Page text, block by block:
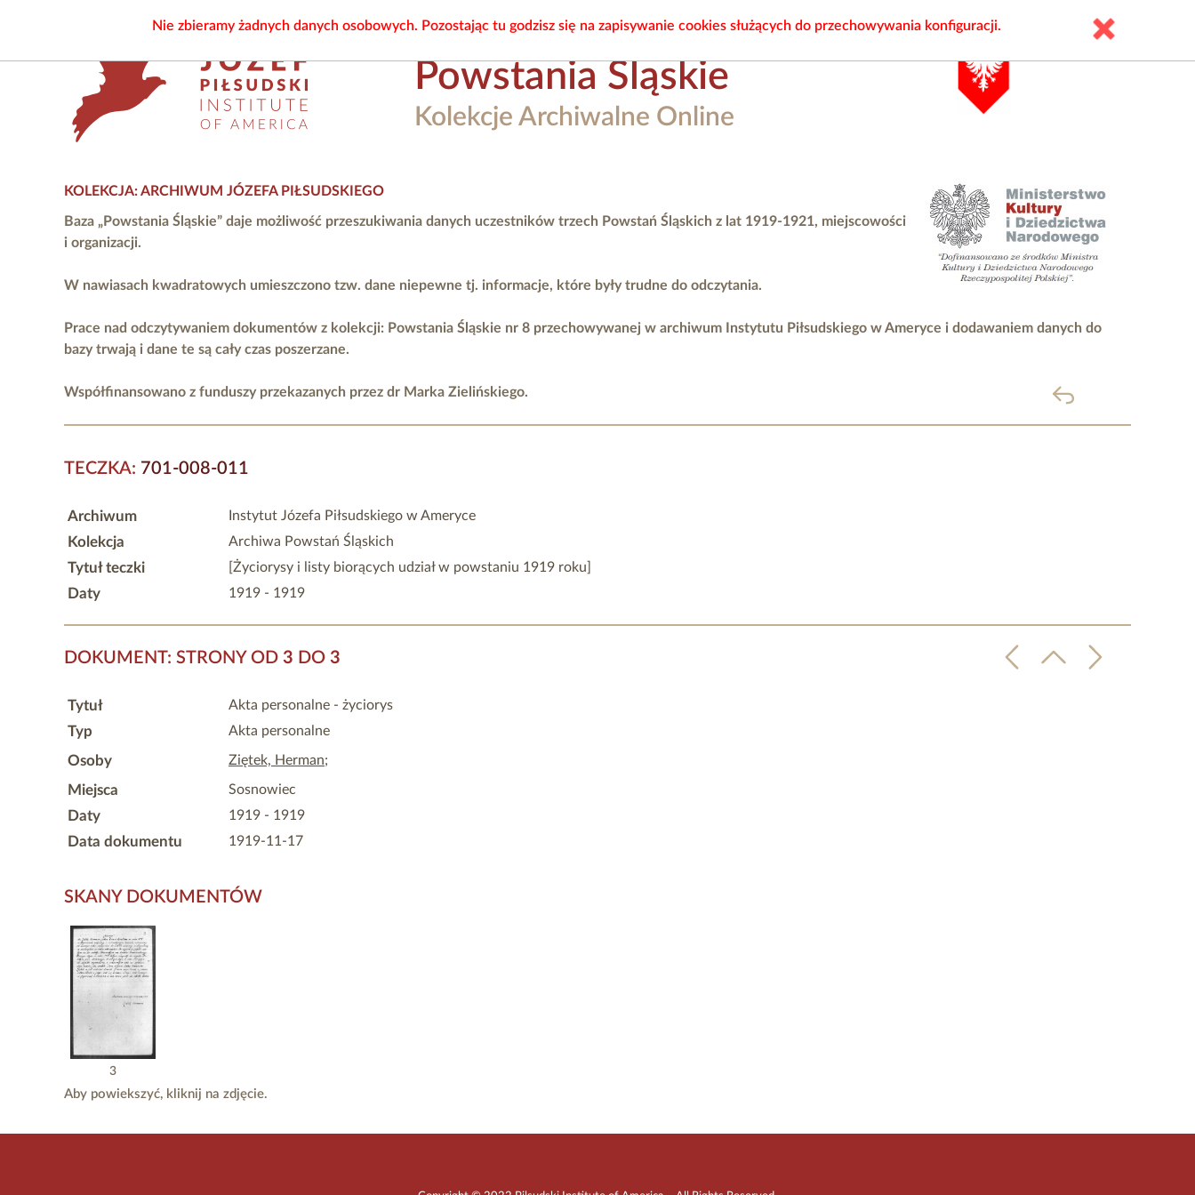
Powstania Śląskie
Kolekcje Archiwalne Online
KOLEKCJA: ARCHIWUM JÓZEFA PIŁSUDSKIEGO
Baza „Powstania Śląskie” daje możliwość przeszukiwania danych uczestników trzech Powstań Śląskich z lat 1919-1921, miejscowości
i organizacji.
W nawiasach kwadratowych umieszczono tzw. dane niepewne tj. informacje, które były trudne do odczytania.
Prace nad odczytywaniem dokumentów z kolekcji: Powstania Śląskie nr 8 przechowywanej w archiwum Instytutu Piłsudskiego w Ameryce i dodawaniem danych do
bazy trwają i dane te są cały czas poszerzane.
Współfinansowano z funduszy przekazanych przez dr Marka Zielińskiego. powrót
TECZKA: 701-008-011
Archiwum Instytut Józefa Piłsudskiego w Ameryce
Kolekcja Archiwa Powstań Śląskich
Tytuł teczki [Życiorysy i listy biorących udział w powstaniu 1919 roku]
Daty 1919 - 1919
DOKUMENT: STRONY OD 3 DO 3
Tytuł Akta personalne - życiorys
Typ Akta personalne
Osoby Ziętek, Herman;
Miejsca Sosnowiec
Daty 1919 - 1919
Data dokumentu 1919-11-17
SKANY DOKUMENTÓW
3
Aby powiekszyć, kliknij na zdjęcie.
Nie zbieramy żadnych danych osobowych. Pozostając tu godzisz się na zapisywanie cookies służących do przechowywania konfiguracji.